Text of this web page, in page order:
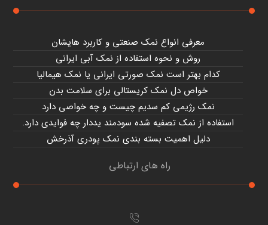
معرفی انواع نمک صنعتی و کاربرد هایشان
روش و نحوه استفاده از نمک آبی ایرانی
کدام بهتر است نمک صورتی ایرانی یا نمک هیمالیا
خواص دل نمک کریستالی برای سلامت بدن
نمک رژیمی کم سدیم چیست و چه خواصی دارد
استفاده از نمک تصفیه شده سودمند یددار چه فوایدی دارد.
دلیل اهمیت بسته بندی نمک پودری آذرخش
راه های ارتباطی